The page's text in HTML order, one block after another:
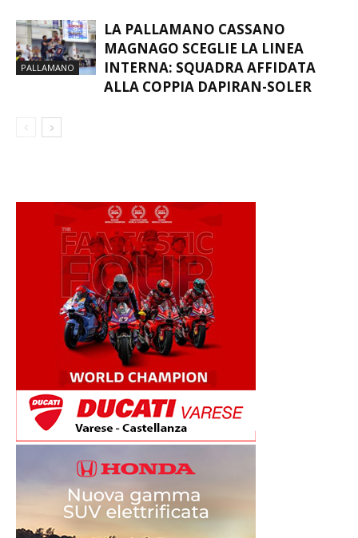
PALLAMANO
LA PALLAMANO CASSANO
MAGNAGO SCEGLIE LA LINEA
INTERNA: SQUADRA AFFIDATA
ALLA COPPIA DAPIRAN-SOLER